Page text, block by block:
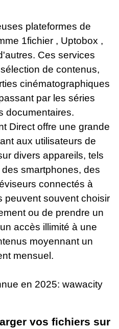
plateformes de
1fichier , Uptobox ,
Ces services
de contenus,
cinématographiques
par les séries
documentaires.
Direct offre une grande
aux utilisateurs de
divers appareils, tels
smartphones, des
connectés à
peuvent souvent choisir
ou de prendre un
accès illimité à une
moyennant un
mensuel.
en 2025: wawacity
vos fichiers sur